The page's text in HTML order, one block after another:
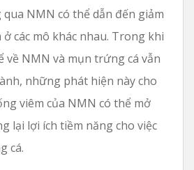
NMN có thể dẫn đến giảm
ở các mô khác nhau. Trong khi
về NMN và mụn trứng cá vẫn
những phát hiện này cho
viêm của NMN có thể mở
lại lợi ích tiềm năng cho việc
cá.